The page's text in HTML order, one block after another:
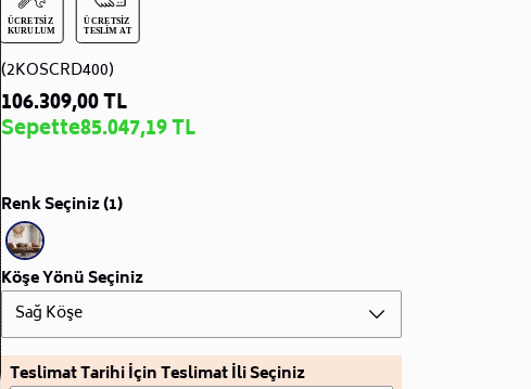
(2KOSCRD400)
106.309,00 TL
Sepette85.047,19 TL
Renk Seçiniz (1)
Köşe Yönü Seçiniz
Sağ Köşe
Teslimat Tarihi İçin Teslimat İli Seçiniz